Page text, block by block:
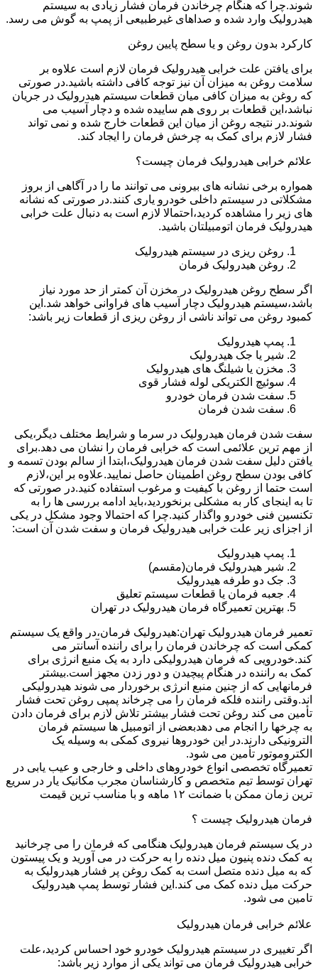
شوند.چرا که هنگام چرخاندن فرمان فشار زیادی به سیستم
هیدرولیک وارد شده و صداهای غیرطبیعی از پمپ به گوش می رسد.
کارکرد بدون روغن و یا سطح پایین روغن
برای یافتن علت خرابی هیدرولیک فرمان لازم است علاوه بر
سلامت روغن به میزان آن نیز توجه کافی داشته باشید.در صورتی
که روغن به میزان کافی میان قطعات سیستم هیدرولیک در جریان
نباشد،این قطعات بر روی هم ساییده شده و دچار آسیب می
شوند.در نتیجه روغن از میان این قطعات خارج شده و نمی تواند
فشار لازم برای کمک به چرخش فرمان را ایجاد کند.
علائم خرابی هیدرولیک فرمان چیست؟
همواره برخی نشانه های بیرونی می توانند ما را در آگاهی از بروز
مشکلاتی در سیستم داخلی خودرو یاری کنند.در صورتی که نشانه
های زیر را مشاهده کردید،احتمالا لازم است به دنبال علت خرابی
هیدرولیک فرمان اتومبیلتان باشید.
روغن ریزی در سیستم هیدرولیک
روغن هیدرولیک فرمان
اگر سطح روغن هیدرولیک در مخزن آن کمتر از حد مورد نیاز
باشد،سیستم هیدرولیک دچار آسیب های فراوانی خواهد شد.این
کمبود روغن می تواند ناشی از روغن ریزی از قطعات زیر باشد:
پمپ هیدرولیک
شیر یا جک هیدرولیک
مخزن یا شیلنگ های هیدرولیک
سوئیچ الکتریکی لوله فشار قوی
سفت شدن فرمان خودرو
سفت شدن فرمان
سفت شدن فرمان هیدرولیک در سرما و شرایط مختلف دیگر،یکی
از مهم ترین علائمی است که خرابی فرمان را نشان می دهد.برای
یافتن دلیل سفت شدن فرمان هیدرولیک،ابتدا از سالم بودن تسمه و
کافی بودن سطح روغن اطمینان حاصل نمایید.علاوه بر این،لازم
است حتما از روغن با کیفیت و مرغوب استفاده کنید.در صورتی که
تا به اینجای کار به مشکلی برنخوردید،باید ادامه بررسی ها را به
تکنسین فنی خودرو واگذار کنید.چرا که احتمالا وجود مشکل در یکی
از اجزای زیر علت خرابی هیدرولیک فرمان و سفت شدن آن است:
پمپ هیدرولیک
شیر هیدرولیک فرمان(مقسم)
جک دو طرفه هیدرولیک
جعبه فرمان یا قطعات سیستم تعلیق
بهترین تعمیرگاه فرمان هیدرولیک در تهران
تعمیر فرمان هیدرولیک تهران:هیدرولیک فرمان،در واقع یک سیستم
کمکی است که چرخاندن فرمان را برای راننده آسانتر می
کند.خودرویی که فرمان هیدرولیکی دارد به یک منبع انرژی برای
کمک به راننده در هنگام پیچیدن و دور زدن مجهز است.بیشتر
فرمانهایی که از چنین منبع انرژی برخوردار می شوند هیدرولیکی
اند.وقتی راننده فلکه فرمان را می چرخاند پمپی روغن تحت فشار
تأمین می کند روغن تحت فشار بیشتر تلاش لازم برای فرمان دادن
به چرخها را انجام می دهدبعضی از اتومبیل ها سیستم فرمان
الترونیکی دارند.در این خودروها نیروی کمکی به وسیله یک
الکتروموتور تأمین می شود.
تعمیرگاه تخصصی انواع خودروهای داخلی و خارجی و عیب یابی در
تهران توسط تیم متخصص و کارشناسان مجرب مکانیک یار در سریع
ترین زمان ممکن با ضمانت ۱۲ ماهه و با مناسب ترین قیمت
فرمان هیدرولیک چیست ؟
در یک سیستم فرمان هیدرولیک هنگامی که فرمان را می چرخانید
به کمک دنده پنیون میل دنده را به حرکت در می آورید و یک پیستون
که به میل دنده متصل است به کمک روغن پر فشار هیدرولیک به
حرکت میل دنده کمک می کند.این فشار توسط پمپ هیدرولیک
تامین می شود.
علائم خرابی فرمان هیدرولیک
اگر تغییری در سیستم هیدرولیک خودرو خود احساس کردید،علت
خرابی هیدرولیک فرمان می تواند یکی از موارد زیر باشد: